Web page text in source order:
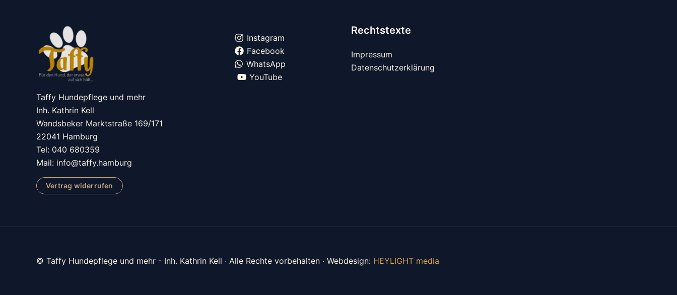
Taffy Hundepflege und mehr
Inh. Kathrin Kell
Wandsbeker Marktstraße 169/171
22041 Hamburg
Tel: 040 680359
Mail: info@taffy.hamburg
Vertrag widerrufen
Instagram
Facebook
WhatsApp
YouTube
Rechtstexte
Impressum
Datenschutzerklärung
© Taffy Hundepflege und mehr - Inh. Kathrin Kell · Alle Rechte vorbehalten · Webdesign: HEYLIGHT media